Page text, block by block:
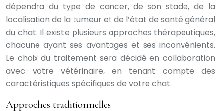
dépendra du type de cancer, de son stade, de la
localisation de la tumeur et de l’état de santé général
du chat. Il existe plusieurs approches thérapeutiques,
chacune ayant ses avantages et ses inconvénients.
Le choix du traitement sera décidé en collaboration
avec votre vétérinaire, en tenant compte des
caractéristiques spécifiques de votre chat.
Approches traditionnelles